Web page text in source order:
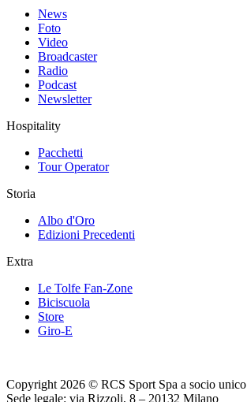
News
Foto
Video
Broadcaster
Radio
Podcast
Newsletter
Hospitality
Pacchetti
Tour Operator
Storia
Albo d'Oro
Edizioni Precedenti
Extra
Le Tolfe Fan-Zone
Biciscuola
Store
Giro-E
Copyright 2026 © RCS Sport Spa a socio unico
Sede legale: via Rizzoli, 8 – 20132 Milano